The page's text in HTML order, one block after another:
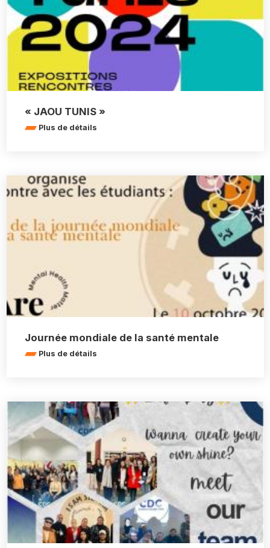
« JAOU TUNIS »
Plus de détails
Journée mondiale de la santé mentale
Plus de détails